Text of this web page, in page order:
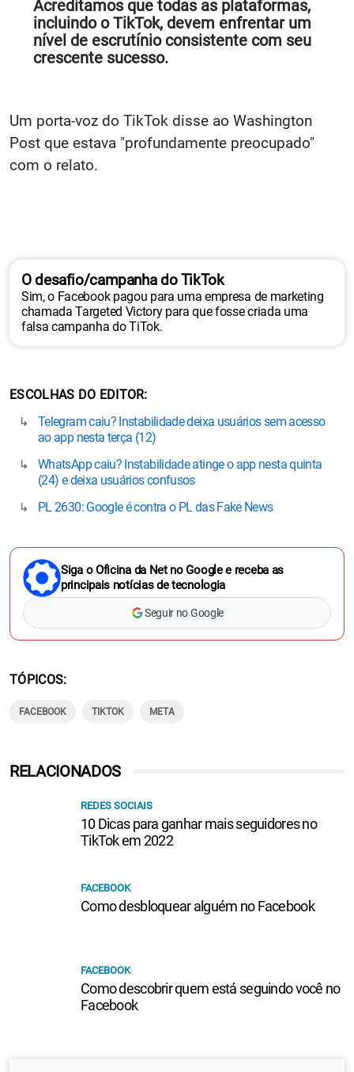
Acreditamos que todas as plataformas,
incluindo o TikTok, devem enfrentar um
nível de escrutínio consistente com seu
crescente sucesso.
Um porta-voz do TikTok disse ao Washington
Post que estava "profundamente preocupado"
com o relato.
O desafio/campanha do TikTok
Sim, o Facebook pagou para uma empresa de marketing
chamada Targeted Victory para que fosse criada uma
falsa campanha do TiTok.
ESCOLHAS DO EDITOR
Telegram caiu? Instabilidade deixa usuários sem acesso
ao app nesta terça (12)
WhatsApp caiu? Instabilidade atinge o app nesta quinta
(24) e deixa usuários confusos
PL 2630: Google é contra o PL das Fake News
Siga o Oficina da Net no Google e receba as
principais notícias de tecnologia
Seguir no Google
TÓPICOS
FACEBOOK TIKTOK META
RELACIONADOS
REDES SOCIAIS
10 Dicas para ganhar mais seguidores no
TikTok em 2022
FACEBOOK
Como desbloquear alguém no Facebook
FACEBOOK
Como descobrir quem está seguindo você no
Facebook